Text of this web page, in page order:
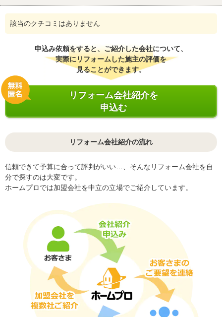
該当のクチコミはありません
申込み依頼をすると、ご紹介した会社について、
実際にリフォームした施主の評価を
見ることができます。
リフォーム会社紹介を
申込む
リフォーム会社紹介の流れ
信頼できて予算に合って評判がいい…、そんなリフォーム会社を自
分で探すのは大変です。
ホームプロでは加盟会社を中立の立場でご紹介しています。